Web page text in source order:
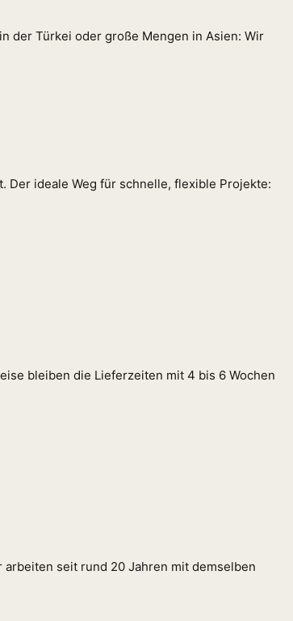
der Türkei oder große Mengen in Asien: Wir
ideale Weg für schnelle, flexible Projekte:
bleiben die Lieferzeiten mit 4 bis 6 Wochen
seit rund 20 Jahren mit demselben